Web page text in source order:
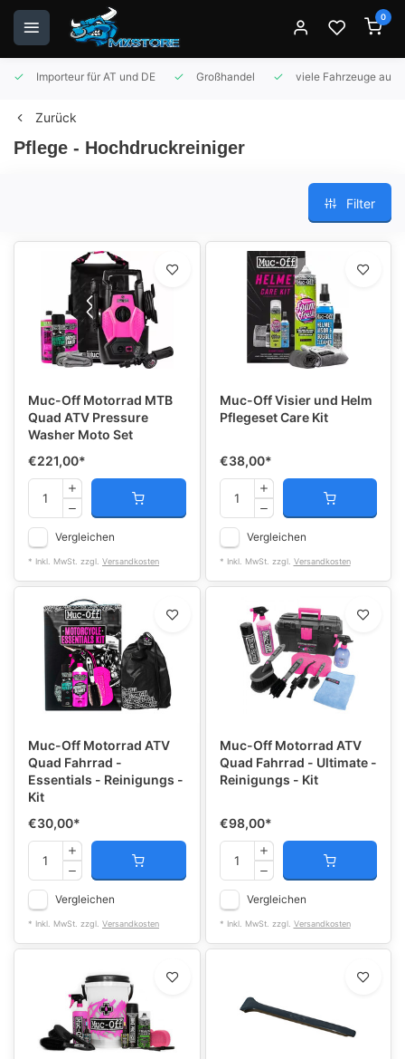
0
Importeur für AT und DE Großhandel viele Fahrzeuge auf
Zurück
Pflege - Hochdruckreiniger
Filter
Muc-Off Motorrad MTB
Quad ATV Pressure
Washer Moto Set
€221,00*
Vergleichen
* Inkl. MwSt. zzgl. Versandkosten
Muc-Off Visier und Helm
Pflegeset Care Kit
€38,00*
Vergleichen
* Inkl. MwSt. zzgl. Versandkosten
Muc-Off Motorrad ATV
Quad Fahrrad -
Essentials - Reinigungs -
Kit
€30,00*
Vergleichen
* Inkl. MwSt. zzgl. Versandkosten
Muc-Off Motorrad ATV
Quad Fahrrad - Ultimate -
Reinigungs - Kit
€98,00*
Vergleichen
* Inkl. MwSt. zzgl. Versandkosten